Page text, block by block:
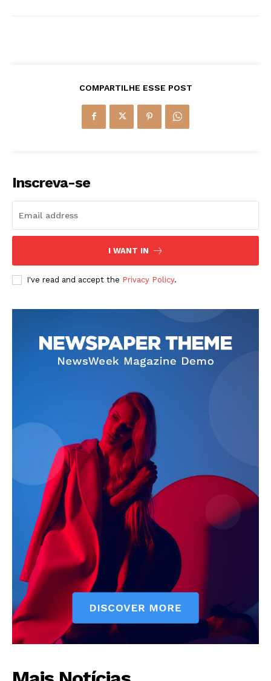
COMPARTILHE ESSE POST
Inscreva-se
I WANT IN
I've read and accept the Privacy Policy.